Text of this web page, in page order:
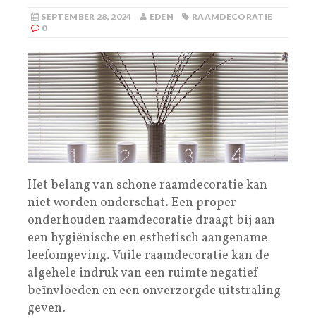
SEPTEMBER 28, 2024 EDEN
RAAMDECORATIE
0
Het belang van schone raamdecoratie kan
niet worden onderschat. Een proper
onderhouden raamdecoratie draagt bij aan
een hygiënische en esthetisch aangename
leefomgeving. Vuile raamdecoratie kan de
algehele indruk van een ruimte negatief
beïnvloeden en een onverzorgde uitstraling
geven.